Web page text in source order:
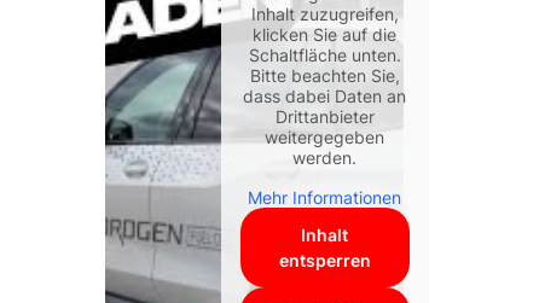
Inhalt zuzugreifen,
klicken Sie auf die
Schaltfläche unten.
Bitte beachten Sie,
dass dabei Daten an
Drittanbieter
weitergegeben
werden.
Mehr Informationen
Inhalt
entsperren